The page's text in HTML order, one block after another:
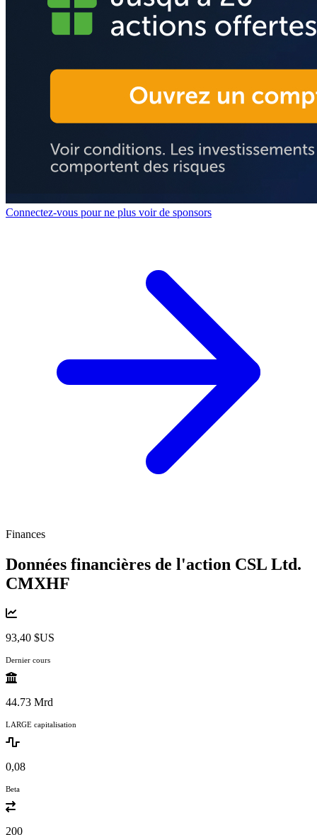
Connectez-vous pour ne plus voir de sponsors
Finances
Données financières de l'action CSL Ltd.
CMXHF
93,40 $US
Dernier cours
44.73 Mrd
LARGE capitalisation
0,08
Beta
200